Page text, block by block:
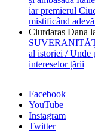
iar premierul
mistificând
Ciurdaras Dana
al istoriei / Unde
intereselor țării
Facebook
YouTube
Instagram
Twitter